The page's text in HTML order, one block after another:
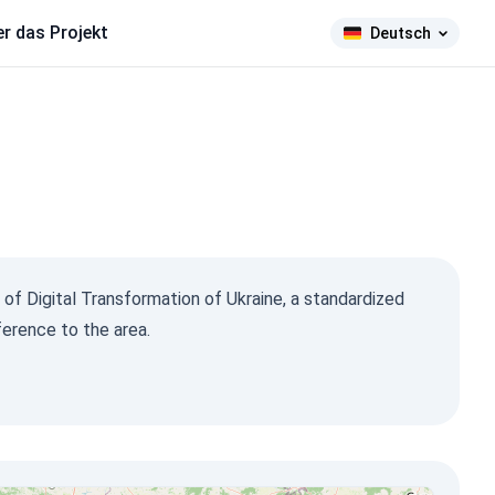
das Projekt Deutsch
Digital Transformation of Ukraine, a standardized
to the area.